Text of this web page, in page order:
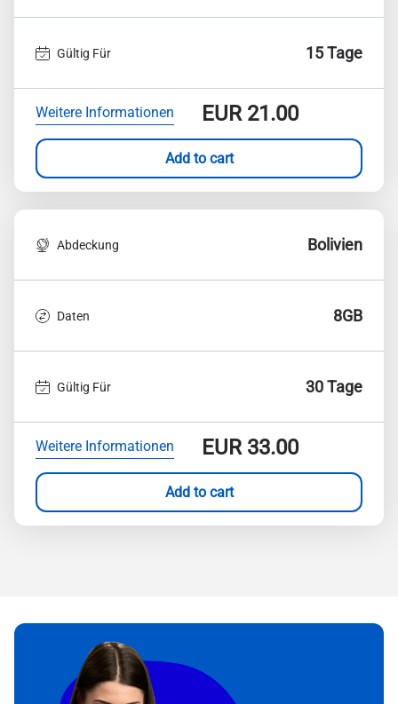
Gültig Für 15 Tage
Weitere Informationen EUR21.00
Add to cart
Abdeckung Bolivien
Daten 8GB
Gültig Für 30 Tage
Weitere Informationen EUR33.00
Add to cart